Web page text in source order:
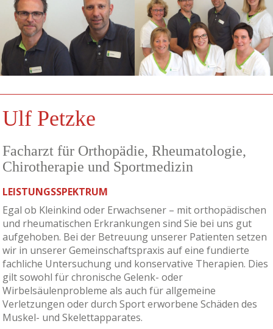
Ulf Petzke
Facharzt für Orthopädie, Rheumatologie,
Chirotherapie und Sportmedizin
LEISTUNGSSPEKTRUM
Egal ob Kleinkind oder Erwachsener – mit orthopädischen
und rheumatischen Erkrankungen sind Sie bei uns gut
aufgehoben. Bei der Betreuung unserer Patienten setzen
wir in unserer Gemeinschaftspraxis auf eine fundierte
fachliche Untersuchung und konservative Therapien. Dies
gilt sowohl für chronische Gelenk- oder
Wirbelsäulenprobleme als auch für allgemeine
Verletzungen oder durch Sport erworbene Schäden des
Muskel- und Skelettapparates.